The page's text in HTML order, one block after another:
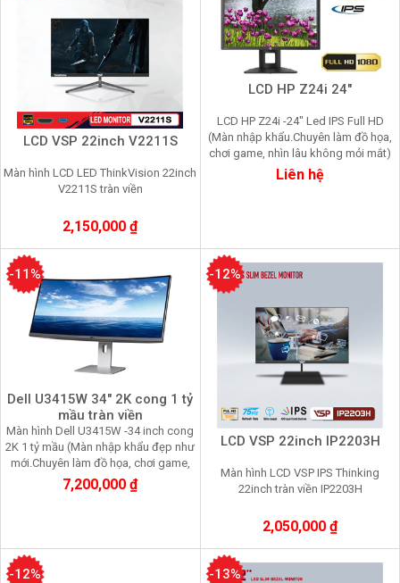
LCD VSP 22inch V2211S
Màn hình LCD LED ThinkVision 22inch
V2211S tràn viền
2,150,000 ₫
LCD HP Z24i 24"
LCD HP Z24i -24" Led IPS Full HD
(Màn nhập khẩu.Chuyên làm đồ họa,
chơi game, nhìn lâu không mỏi mắt)
Liên hệ
Dell U3415W 34" 2K cong 1 tỷ
mầu tràn viền
Màn hình Dell U3415W -34 inch cong
2K 1 tỷ mầu (Màn nhập khẩu đẹp như
mới.Chuyên làm đồ họa, chơi game,
nhìn lâu không mỏi mắt
7,200,000 ₫
-11%
LCD VSP 22inch IP2203H
Màn hình LCD VSP IPS Thinking
22inch tràn viền IP2203H
2,050,000 ₫
-12%
-12% -13%